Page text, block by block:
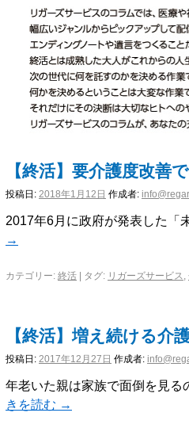
【終活】要介護度改
投稿日: 2018年1月12日 作成者:
2017年6月に政府が発表した「
→
カテゴリー: 終活 タグ: リガーズサービス,
【終活】増え続ける介
投稿日: 2017年12月27日 作成者:
年老いた親は家族で面倒を見
きを読む →